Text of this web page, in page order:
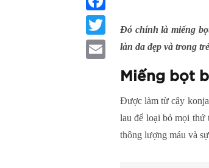
Đó chính là miếng
làn da đẹp và trong
Miếng bọt
Được làm từ cây
lau để loại bỏ mọi thứ
thông lượng máu và
Facebook
Twitter